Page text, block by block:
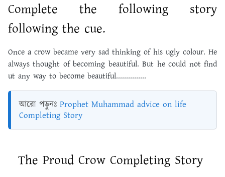
Complete the following story
following the cue.
Once a crow became very sad thinking of his ugly colour. He
always thought of becoming beautiful. But he could not find
ut any way to become beautiful...............
আরো পড়ুনঃ Prophet Muhammad advice on life
Completing Story
The Proud Crow Completing Story